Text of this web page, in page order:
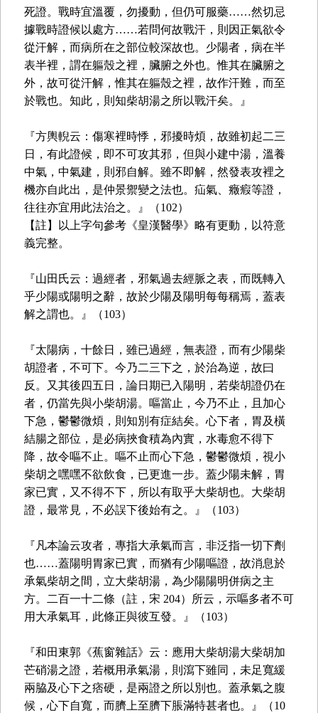
死證。戰時宜溫覆，勿擾動，但仍可服藥……然切忌
據戰時證候以處方……若問何故戰汗，則因正氣欲令
從汗解，而病所在之部位較深故也。少陽者，病在半
表半裡，謂在軀殼之裡，臟腑之外也。惟其在臟腑之
外，故可從汗解，惟其在軀殼之裡，故作汗難，而至
於戰也。知此，則知柴胡湯之所以戰汗矣。』
『方輿輗云：傷寒裡時悸，邪擾時煩，故雖初起二三
日，有此證候，即不可攻其邪，但與小建中湯，溫養
中氣，中氣建，則邪自解。雖不即解，然發表攻裡之
機亦自此出，是仲景禦變之法也。疝氣、癥瘕等證，
往往亦宜用此法治之。』（102）
【註】以上字句參考《皇漢醫學》略有更動，以符意
義完整。
『山田氏云：過經者，邪氣過去經脈之表，而既轉入
乎少陽或陽明之辭，故於少陽及陽明每每稱焉，蓋表
解之謂也。』（103）
『太陽病，十餘日，雖已過經，無表證，而有少陽柴
胡證者，不可下。今乃二三下之，於治為逆，故曰
反。又其後四五日，論日期已入陽明，若柴胡證仍在
者，仍當先與小柴胡湯。嘔當止，今乃不止，且加心
下急，鬱鬱微煩，則知別有症結矣。心下者，胃及橫
結腸之部位，是必病挾食積為內實，水毒愈不得下
降，故令嘔不止。嘔不止而心下急，鬱鬱微煩，視小
柴胡之嘿嘿不欲飲食，已更進一步。蓋少陽未解，胃
家已實，又不得不下，所以有取乎大柴胡也。大柴胡
證，最常見，不必誤下後始有之。』（103）
『凡本論云攻者，專指大承氣而言，非泛指一切下劑
也……蓋陽明胃家已實，而猶有少陽嘔證，故消息於
承氣柴胡之間，立大柴胡湯，為少陽陽明併病之主
方。二百一十二條（註，宋 204）所云，示嘔多者不可
用大承氣耳，此條正與彼互發。』（103）
『和田東郭《蕉窗雜話》云：應用大柴胡湯大柴胡加
芒硝湯之證，若概用承氣湯，則瀉下雖同，未足寬緩
兩脇及心下之痞硬，是兩證之所以別也。蓋承氣之腹
候，心下自寬，而臍上至臍下脹滿特甚者也。』（10